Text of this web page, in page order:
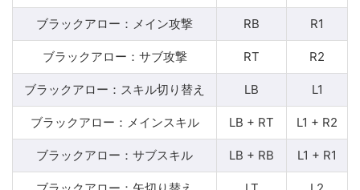
ブラックアロー：メイン攻撃 RB R1
ブラックアロー：サブ攻撃 RT R2
ブラックアロー：スキル切り替え LB L1
ブラックアロー：メインスキル LB + RT L1 + R2
ブラックアロー：サブスキル LB + RB L1 + R1